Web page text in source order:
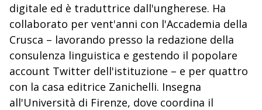
digitale ed è traduttrice dall'ungherese. Ha
collaborato per vent'anni con l'Accademia della
Crusca – lavorando presso la redazione della
consulenza linguistica e gestendo il popolare
account Twitter dell'istituzione – e per quattro
con la casa editrice Zanichelli. Insegna
all'Università di Firenze, dove coordina il